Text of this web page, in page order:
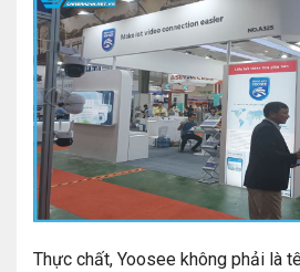
Thực chất, Yoosee không phải là